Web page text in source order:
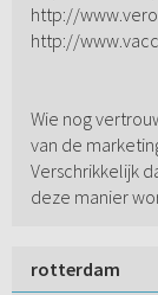
http://
http://
Wie nog
van de
Verschrikkelijk
deze manier
rotterdam